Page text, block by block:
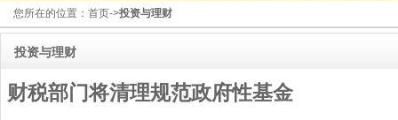
您所在的位置： 首页->投资与理财
投资与理财
财税部门将清理规范政府性基金